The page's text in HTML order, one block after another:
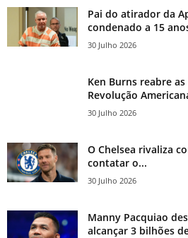
Pai do atirador da
condenado a 15
30 Julho 2026
Ken Burns reabre
Revolução
30 Julho 2026
O Chelsea rivaliza
contatar o...
30 Julho 2026
Manny Pacquiao
alcançar 3 bilhões